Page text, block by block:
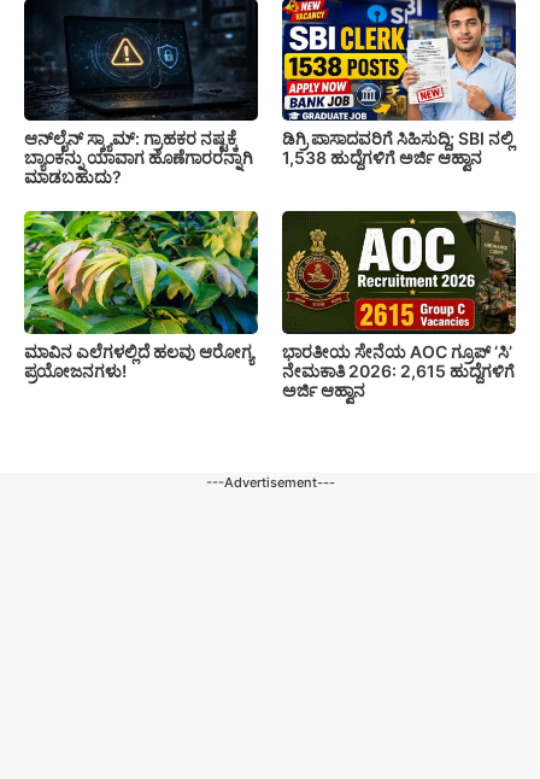
ಆನ್‌ಲೈನ್ ಸ್ಕ್ಯಾಮ್: ಗ್ರಾಹಕರ ನಷ್ಟಕ್ಕೆ
ಬ್ಯಾಂಕನ್ನು ಯಾವಾಗ ಹೊಣೆಗಾರರನ್ನಾಗಿ
ಮಾಡಬಹುದು?
ಡಿಗ್ರಿ ಪಾಸಾದವರಿಗೆ ಸಿಹಿಸುದ್ದಿ; SBI ನಲ್ಲಿ
1,538 ಹುದ್ದೆಗಳಿಗೆ ಅರ್ಜಿ ಆಹ್ವಾನ
ಮಾವಿನ ಎಲೆಗಳಲ್ಲಿದೆ ಹಲವು ಆರೋಗ್ಯ
ಪ್ರಯೋಜನಗಳು!
ಭಾರತೀಯ ಸೇನೆಯ AOC ಗ್ರೂಪ್ ‘ಸಿ’
ನೇಮಕಾತಿ 2026: 2,615 ಹುದ್ದೆಗಳಿಗೆ
ಅರ್ಜಿ ಆಹ್ವಾನ
---Advertisement---